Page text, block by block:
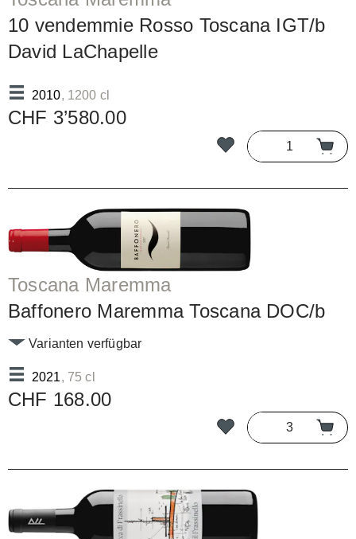
10 vendemmie Rosso Toscana IGT/b
David LaChapelle
2010, 1200 cl
CHF 3’580.00
Toscana Maremma
Baffonero Maremma Toscana DOC/b
2021, 75 cl
Varianten verfügbar
CHF 168.00